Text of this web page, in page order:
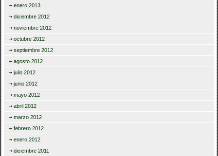
enero 2013
diciembre 2012
noviembre 2012
octubre 2012
septiembre 2012
agosto 2012
julio 2012
junio 2012
mayo 2012
abril 2012
marzo 2012
febrero 2012
enero 2012
diciembre 2011